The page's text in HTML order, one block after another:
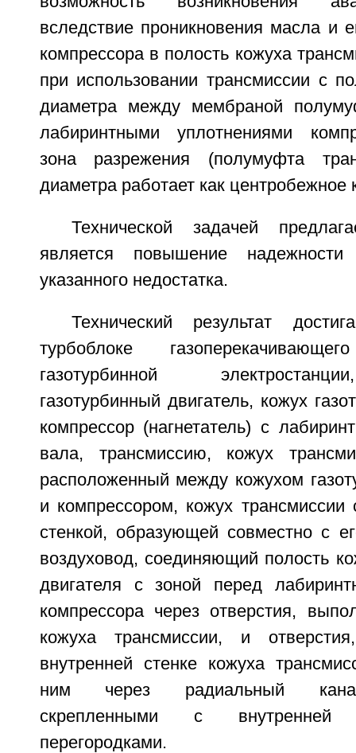
вследствие проникновения масла и
компрессора в полость кожуха
при использовании трансмиссии с
диаметра между мембраной
лабиринтными уплотнениями
зона разрежения (полумуфта
диаметра работает как центробежное
Технической задачей
является повышение надежности
указанного недостатка.
Технический результат
турбоблоке
газотурбинной
газотурбинный двигатель, кожух
компрессор (нагнетатель) с
вала, трансмиссию, кожух
расположенный между кожухом
и компрессором, кожух трансмиссии
стенкой, образующей совместно с
воздуховод, соединяющий полость
двигателя с зоной перед
компрессора через отверстия,
кожуха трансмиссии, и
внутренней стенке кожуха
ним через радиальный
скрепленными с внутренней
перегородками.